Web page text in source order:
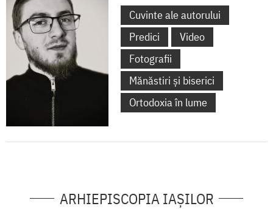
Cuvinte ale autorului
Predici
Video
Fotografii
Mănăstiri și biserici
Ortodoxia în lume
ARHIEPISCOPIA IAŞILOR